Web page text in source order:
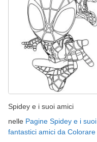
Spidey e i suoi amici
nelle Pagine Spidey e i suoi
fantastici amici da Colorare